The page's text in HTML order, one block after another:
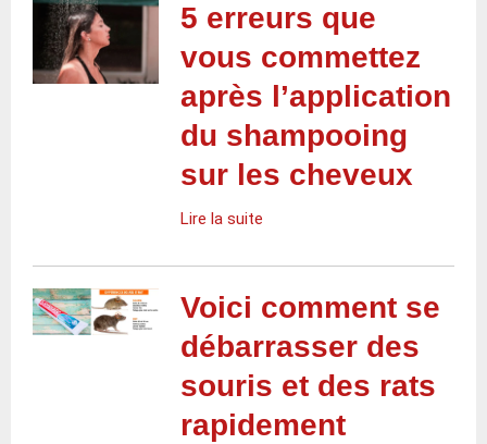
5 erreurs que
vous commettez
après l’application
du shampooing
sur les cheveux
Lire la suite
Voici comment se
débarrasser des
souris et des rats
rapidement